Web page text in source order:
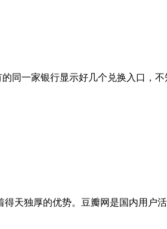
同一家银行显示好几个兑换入口，
天独厚的优势。豆瓣网是国内用户